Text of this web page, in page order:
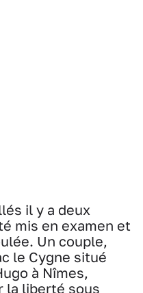
il y a deux
mis en examen et
Un couple,
le Cygne situé
à Nîmes,
la liberté sous